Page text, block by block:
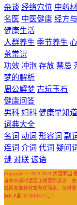
杂谈 经络穴位 中药材
名医 中医健康 经方
健康生活
人群养生 季节养生
茶常识
功效 冲泡 存放 禁忌
梦的解析
周公解梦 古玩玉石
健康问答
男科 妇科 健康早知道
词典大全
名词 动词 形容词 副
连词 介词 代词 疑问
谜 对联 谚语
Copyright © 2023-2024 大道家园
身体不适时请至正规医院就诊！
或网友推荐收集整理而来，仅供
陕ICP备2022010374号-1